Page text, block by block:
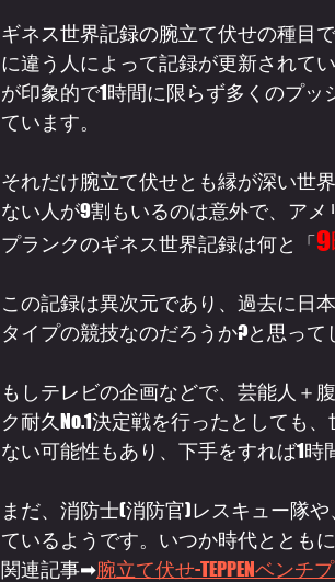
ギネス世界記録の腕立て伏せの種目
に違う人によって記録が更新されて
が印象的で1時間に限らず多くのプ
ています。
それだけ腕立て伏せとも縁が深い世
ない人が9割もいるのは意外で、アメ
プランクのギネス世界記録は何と「
この記録は異次元であり、過去に日
タイプの競技なのだろうか?と思って
もしテレビの企画などで、芸能人＋
ク耐久No.1決定戦を行ったとしても
ない可能性もあり、下手をすれば1時
まだ、消防士(消防官)レスキュー隊
ているようです。いつか時代ととも
関連記事➡腕立て伏せ-TEPPENベン